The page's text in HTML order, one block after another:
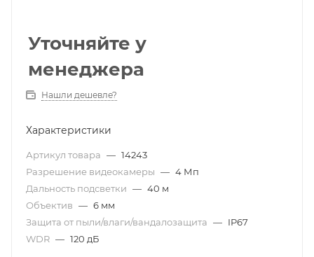
Уточняйте у
менеджера
Нашли дешевле?
Характеристики
Артикул товара — 14243
Разрешение видеокамеры — 4 Мп
Дальность подсветки — 40 м
Объектив — 6 мм
Защита от пыли/влаги/вандалозащита — IP67
WDR — 120 дБ